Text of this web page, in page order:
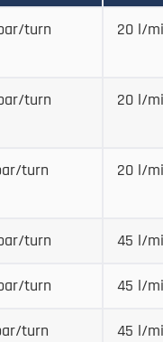
turn 20 l/
turn 20 l/
turn 20 l/
turn 45 l/
turn 45 l/
turn 45 l/